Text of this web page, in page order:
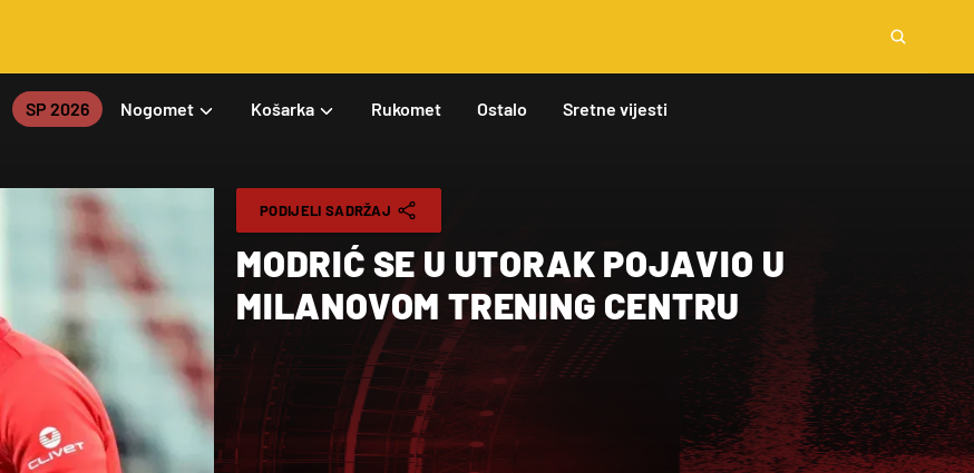
SP 2026 Nogomet Košarka Rukomet Ostalo Sretne vijesti
PODIJELI SADRŽAJ
MODRIĆ SE U UTORAK POJAVIO U
MILANOVOM TRENING CENTRU